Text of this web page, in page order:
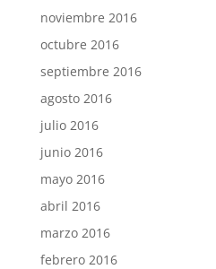
noviembre 2016
octubre 2016
septiembre 2016
agosto 2016
julio 2016
junio 2016
mayo 2016
abril 2016
marzo 2016
febrero 2016